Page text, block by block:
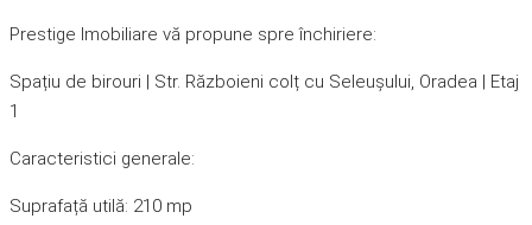
Prestige Imobiliare vă propune spre închiriere:
Spațiu de birouri | Str. Războieni colț cu Seleușului, Oradea | Etaj
1
Caracteristici generale:
Suprafață utilă: 210 mp